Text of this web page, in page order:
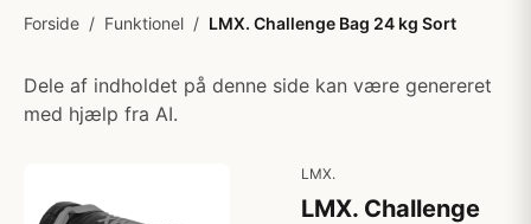
Forside / Funktionel / LMX. Challenge Bag 24 kg Sort
Dele af indholdet på denne side kan være genereret
med hjælp fra AI.
LMX.
LMX. Challenge